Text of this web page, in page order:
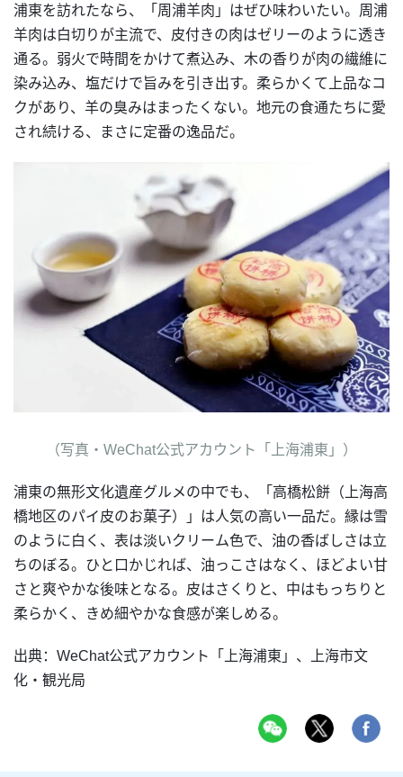
浦東を訪れたなら、「周浦羊肉」はぜひ味わいたい。周浦
羊肉は白切りが主流で、皮付きの肉はゼリーのように透き
通る。弱火で時間をかけて煮込み、木の香りが肉の繊維に
染み込み、塩だけで旨みを引き出す。柔らかくて上品なコ
クがあり、羊の臭みはまったくない。地元の食通たちに愛
され続ける、まさに定番の逸品だ。
（写真・WeChat公式アカウント「上海浦東」）
浦東の無形文化遺産グルメの中でも、「高橋松餅（上海高
橋地区のパイ皮のお菓子）」は人気の高い一品だ。縁は雪
のように白く、表は淡いクリーム色で、油の香ばしさは立
ちのぼる。ひと口かじれば、油っこさはなく、ほどよい甘
さと爽やかな後味となる。皮はさくりと、中はもっちりと
柔らかく、きめ細やかな食感が楽しめる。
出典：WeChat公式アカウント「上海浦東」、上海市文
化・観光局